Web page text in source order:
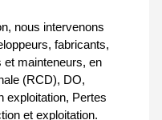
nous intervenons
fabricants,
et mainteneurs, en
(RCD), DO,
exploitation, Pertes
et exploitation.